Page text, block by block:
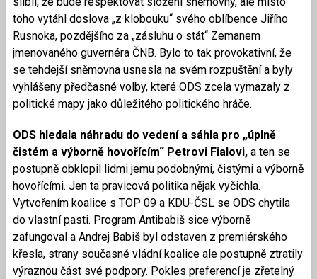
toho vytáhl doslova „z klobouku“ svého oblíbence Jiřího
Rusnoka, pozdějšího za „zásluhu o stát“ Zemanem
jmenovaného guvernéra ČNB. Bylo to tak provokativní, že
se tehdejší sněmovna usnesla na svém rozpuštění a byly
vyhlášeny předčasné volby, které ODS zcela vymazaly z
politické mapy jako důležitého politického hráče.
ODS hledala náhradu do vedení a sáhla pro „úplně
čistém a výborně hovořícím“ Petrovi Fialovi,a ten se
postupně obklopil lidmi jemu podobnými, čistými a výborně
hovořícími. Jen ta pravicová politika nějak vyčichla.
Vytvořením koalice s TOP 09 a KDU-ČSL se ODS chytila
do vlastní pasti. Program Antibabiš sice výborně
zafungoval a Andrej Babiš byl odstaven z premiérského
křesla, strany současné vládní koalice ale postupně ztratily
výraznou část své podpory. Pokles preferencí je zřetelný